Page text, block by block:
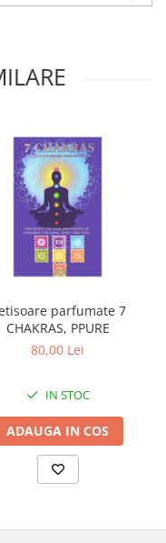
parfumate 7
CHAKRAS, PPURE
80,00 Lei
IN STOC
ADAUGA IN COS